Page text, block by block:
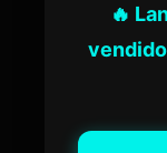
🔥